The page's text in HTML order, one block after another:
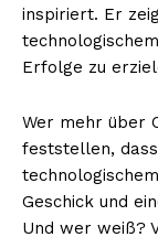
inspiriert. Er
Erfolge zu
Wer mehr über
feststellen,
Geschick und
Und wer weiß?